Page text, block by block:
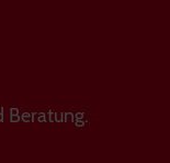
Beratung.